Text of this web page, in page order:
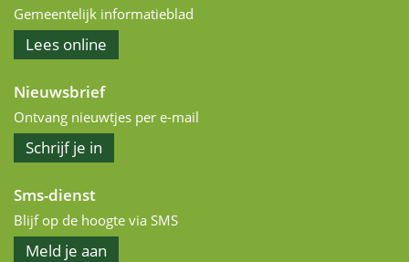
Gemeentelijk informatieblad
Lees het
informatieblad
online
Nieuwsbrief
Ontvang nieuwtjes per e-mail
Schrijf je in
de
Sms-dienst
Blijf op de hoogte via SMS
Meld je aan